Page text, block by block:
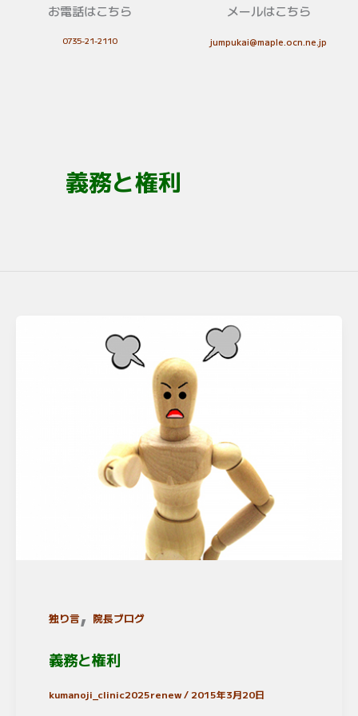
お電話はこちら
0735-21-2110
メールはこちら
jumpukai@maple.ocn.ne.jp
義務と権利
独り言, 院長ブログ
義務と権利
kumanoji_clinic2025renew/ 2015年3月20日